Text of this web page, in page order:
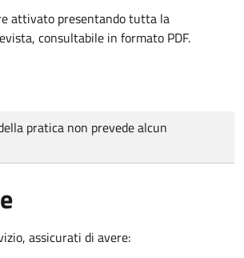
attivato presentando tutta la
consultabile in formato PDF.
pratica non prevede alcun
assicurati di avere: